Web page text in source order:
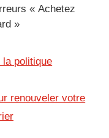
« Achetez
»
la politique
renouveler votre